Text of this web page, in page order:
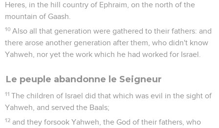
Heres, in the hill country of Ephraim, on the north of the
mountain of Gaash.
10 Also all that generation were gathered to their fathers: and
there arose another generation after them, who didn't know
Yahweh, nor yet the work which he had worked for Israel.
Le peuple abandonne le Seigneur
11 The children of Israel did that which was evil in the sight of
Yahweh, and served the Baals;
12 and they forsook Yahweh, the God of their fathers, who